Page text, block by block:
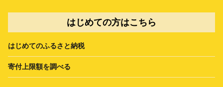
はじめての方はこちら
はじめてのふるさと納税
寄付上限額を調べる